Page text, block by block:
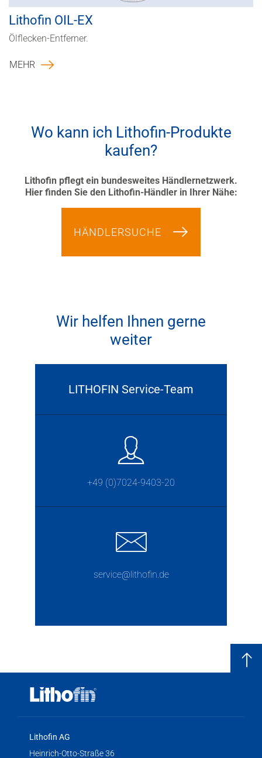
Lithofin OIL-EX
Ölflecken-Entferner.
MEHR
Wo kann ich Lithofin-Produkte
kaufen?
Lithofin pflegt ein bundesweites Händlernetzwerk.
Hier finden Sie den Lithofin-Händler in Ihrer Nähe:
HÄNDLERSUCHE
Wir helfen Ihnen gerne
weiter
LITHOFIN Service-Team
+49 (0)7024-9403-20
service@lithofin.de
Lithofin AG
Heinrich-Otto-Straße 36